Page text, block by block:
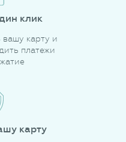
клик
карту и
платежи
карту